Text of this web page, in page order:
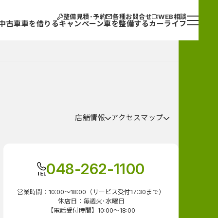
整備見積･予約 各種お問合せ WEB相談
古車車を借りるキャンペーン車を整備するカーライフ
店舗情報 アクセスマップ
048-262-1100
営業時間：10:00～18:00（サービス受付17:30まで）
休店日：毎週火･水曜日
【電話受付時間】10:00～18:00